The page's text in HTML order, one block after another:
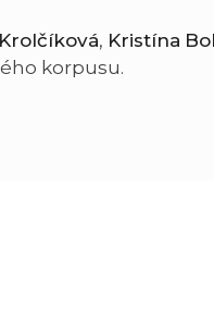
n
e, Kristína
korpusu.